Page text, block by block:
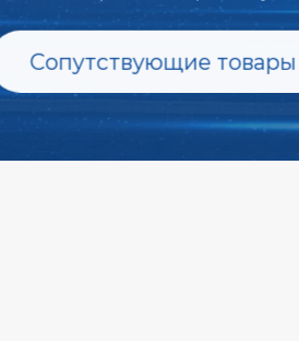
товары